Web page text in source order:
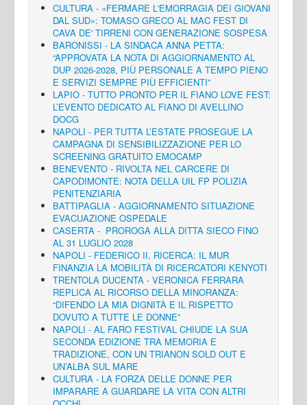
CULTURA - «FERMARE L'EMORRAGIA DEI GIOVANI
DAL SUD»: TOMASO GRECO AL MAC FEST DI
CAVA DE' TIRRENI CON GENERAZIONE SOSPESA
BARONISSI - LA SINDACA ANNA PETTA:
“APPROVATA LA NOTA DI AGGIORNAMENTO AL
DUP 2026-2028, PIÙ PERSONALE A TEMPO PIENO
E SERVIZI SEMPRE PIÙ EFFICIENTI”
LAPIO - TUTTO PRONTO PER IL FIANO LOVE FEST:
L’EVENTO DEDICATO AL FIANO DI AVELLINO
DOCG
NAPOLI - PER TUTTA L’ESTATE PROSEGUE LA
CAMPAGNA DI SENSIBILIZZAZIONE PER LO
SCREENING GRATUITO EMOCAMP
BENEVENTO - RIVOLTA NEL CARCERE DI
CAPODIMONTE: NOTA DELLA UIL FP POLIZIA
PENITENZIARIA
BATTIPAGLIA - AGGIORNAMENTO SITUAZIONE
EVACUAZIONE OSPEDALE
CASERTA - PROROGA ALLA DITTA SIECO FINO
AL 31 LUGLIO 2028
NAPOLI - FEDERICO II, RICERCA: IL MUR
FINANZIA LA MOBILITÀ DI RICERCATORI KENYOTI
TRENTOLA DUCENTA - VERONICA FERRARA
REPLICA AL RICORSO DELLA MINORANZA:
“DIFENDO LA MIA DIGNITÀ E IL RISPETTO
DOVUTO A TUTTE LE DONNE”
NAPOLI - AL FARO FESTIVAL CHIUDE LA SUA
SECONDA EDIZIONE TRA MEMORIA E
TRADIZIONE, CON UN TRIANON SOLD OUT E
UN’ALBA SUL MARE
CULTURA - LA FORZA DELLE DONNE PER
IMPARARE A GUARDARE LA VITA CON ALTRI